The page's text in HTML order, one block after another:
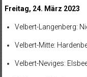
Freitag, 24. März 2023
Velbert-Langenberg:
Velbert-Mitte:
Velbert-Neviges: